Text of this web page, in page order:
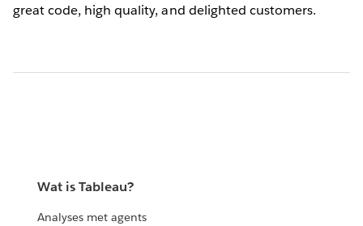
great code, high quality, and delighted customers.
Wat is Tableau?
Analyses met agents